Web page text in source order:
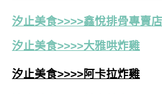
汐止美食>>>>鑫悅排骨專賣店
汐止美食>>>>大雅哄炸雞
汐止美食>>>>阿卡拉炸雞